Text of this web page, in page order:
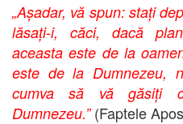
„Așadar, vă spun: stați
lăsați-i, căci, dacă
aceasta este de la
este de la Dumnezeu,
cumva să vă găsiți
Dumnezeu.”(Faptele